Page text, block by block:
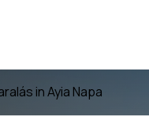
in Ayia Napa